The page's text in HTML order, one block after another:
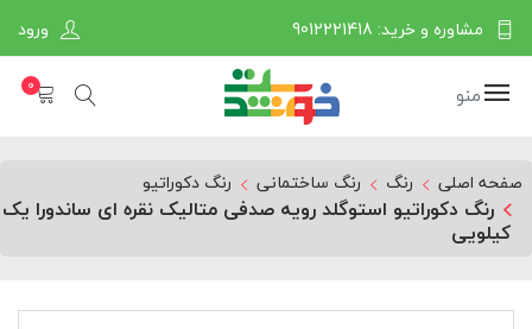
مشاوره و خرید: 9012221418 ورود
منو 0
صفحه اصلی رنگ رنگ ساختمانی رنگ دکوراتیو
رنگ دکوراتیو استوگلد رویه صدفی متالیک نقره ای ساندورا یک
کیلویی